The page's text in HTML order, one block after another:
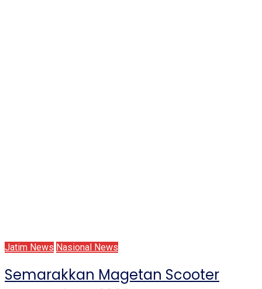
Jatim News Nasional News
Semarakkan Magetan Scooter